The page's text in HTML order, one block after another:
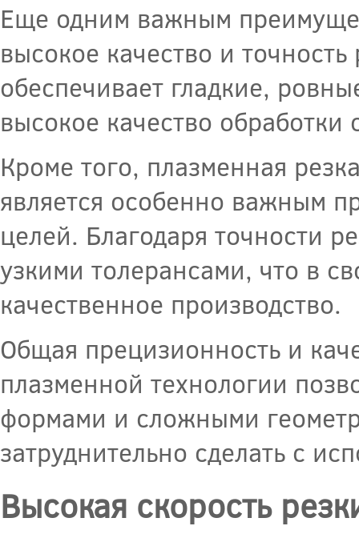
Еще одним важным
высокое качество и
обеспечивает гладкие,
высокое качество обработки
Кроме того, плазменная
является особенно важным
целей. Благодаря точности
узкими толерансами, что в
качественное производство.
Общая прецизионность и
плазменной технологии
формами и сложными
затруднительно сделать с
Высокая скорость